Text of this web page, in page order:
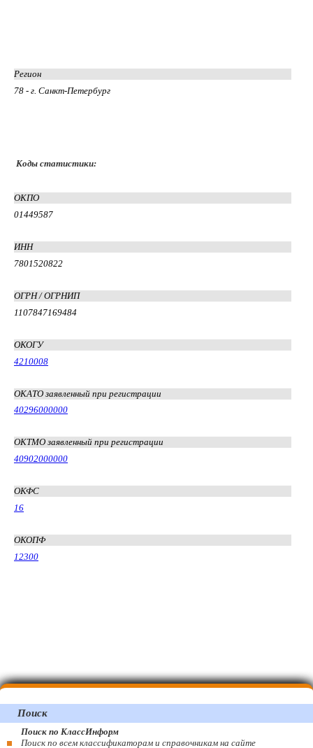
Регион
78 - г. Санкт-Петербург
Коды статистики:
ОКПО
01449587
ИНН
7801520822
ОГРН / ОГРНИП
1107847169484
ОКОГУ
4210008
ОКАТО заявленный при регистрации
40296000000
ОКТМО заявленный при регистрации
40902000000
ОКФС
16
ОКОПФ
12300
Поиск
Поиск по КлассИнформ
Поиск по всем классификаторам и справочникам на сайте